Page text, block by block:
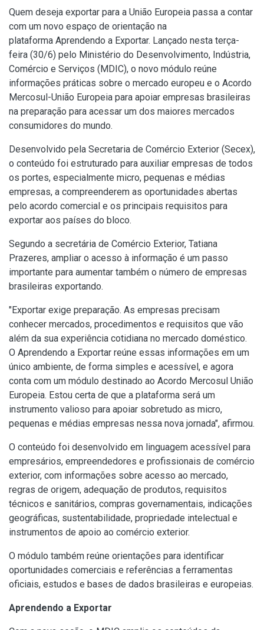
Quem deseja exportar para a União Europeia passa a contar
com um novo espaço de orientação na
plataforma Aprendendo a Exportar. Lançado nesta terça-
feira (30/6) pelo Ministério do Desenvolvimento, Indústria,
Comércio e Serviços (MDIC), o novo módulo reúne
informações práticas sobre o mercado europeu e o Acordo
Mercosul-União Europeia para apoiar empresas brasileiras
na preparação para acessar um dos maiores mercados
consumidores do mundo.
Desenvolvido pela Secretaria de Comércio Exterior (Secex),
o conteúdo foi estruturado para auxiliar empresas de todos
os portes, especialmente micro, pequenas e médias
empresas, a compreenderem as oportunidades abertas
pelo acordo comercial e os principais requisitos para
exportar aos países do bloco.
Segundo a secretária de Comércio Exterior, Tatiana
Prazeres, ampliar o acesso à informação é um passo
importante para aumentar também o número de empresas
brasileiras exportando.
"Exportar exige preparação. As empresas precisam
conhecer mercados, procedimentos e requisitos que vão
além da sua experiência cotidiana no mercado doméstico.
O Aprendendo a Exportar reúne essas informações em um
único ambiente, de forma simples e acessível, e agora
conta com um módulo destinado ao Acordo Mercosul União
Europeia. Estou certa de que a plataforma será um
instrumento valioso para apoiar sobretudo as micro,
pequenas e médias empresas nessa nova jornada", afirmou.
O conteúdo foi desenvolvido em linguagem acessível para
empresários, empreendedores e profissionais de comércio
exterior, com informações sobre acesso ao mercado,
regras de origem, adequação de produtos, requisitos
técnicos e sanitários, compras governamentais, indicações
geográficas, sustentabilidade, propriedade intelectual e
instrumentos de apoio ao comércio exterior.
O módulo também reúne orientações para identificar
oportunidades comerciais e referências a ferramentas
oficiais, estudos e bases de dados brasileiras e europeias.
Aprendendo a Exportar